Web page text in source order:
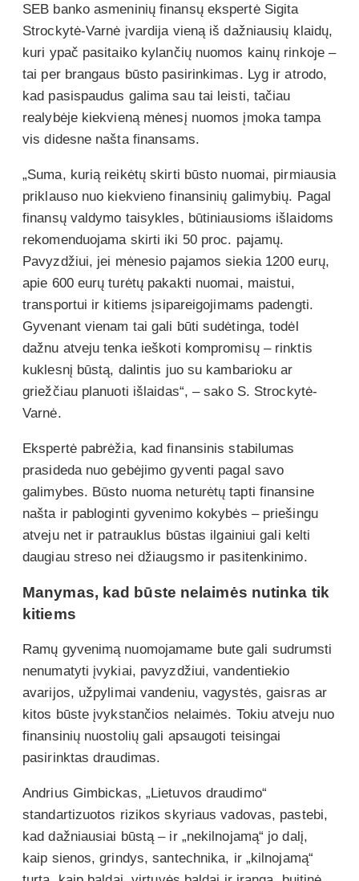
SEB banko asmeninių finansų ekspertė Sigita
Strockytė-Varnė įvardija vieną iš dažniausių klaidų,
kuri ypač pasitaiko kylančių nuomos kainų rinkoje –
tai per brangaus būsto pasirinkimas. Lyg ir atrodo,
kad pasispaudus galima sau tai leisti, tačiau
realybėje kiekvieną mėnesį nuomos įmoka tampa
vis didesne našta finansams.
„Suma, kurią reikėtų skirti būsto nuomai, pirmiausia
priklauso nuo kiekvieno finansinių galimybių. Pagal
finansų valdymo taisykles, būtiniausioms išlaidoms
rekomenduojama skirti iki 50 proc. pajamų.
Pavyzdžiui, jei mėnesio pajamos siekia 1200 eurų,
apie 600 eurų turėtų pakakti nuomai, maistui,
transportui ir kitiems įsipareigojimams padengti.
Gyvenant vienam tai gali būti sudėtinga, todėl
dažnu atveju tenka ieškoti kompromisų – rinktis
kuklesnį būstą, dalintis juo su kambarioku ar
griežčiau planuoti išlaidas“, – sako S. Strockytė-
Varnė.
Ekspertė pabrėžia, kad finansinis stabilumas
prasideda nuo gebėjimo gyventi pagal savo
galimybes. Būsto nuoma neturėtų tapti finansine
našta ir pabloginti gyvenimo kokybės – priešingu
atveju net ir patrauklus būstas ilgainiui gali kelti
daugiau streso nei džiaugsmo ir pasitenkinimo.
Manymas, kad būste nelaimės nutinka tik
kitiems
Ramų gyvenimą nuomojamame bute gali sudrumsti
nenumatyti įvykiai, pavyzdžiui, vandentiekio
avarijos, užpylimai vandeniu, vagystės, gaisras ar
kitos būste įvykstančios nelaimės. Tokiu atveju nuo
finansinių nuostolių gali apsaugoti teisingai
pasirinktas draudimas.
Andrius Gimbickas, „Lietuvos draudimo“
standartizuotos rizikos skyriaus vadovas, pastebi,
kad dažniausiai būstą – ir „nekilnojamą“ jo dalį,
kaip sienos, grindys, santechnika, ir „kilnojamą“